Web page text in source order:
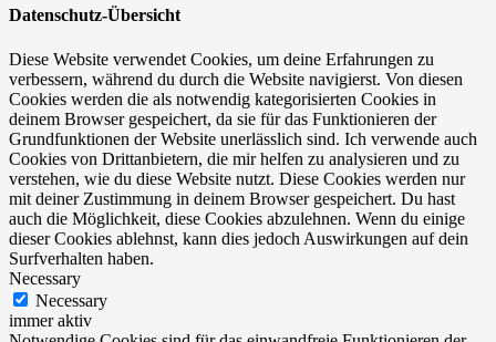
Datenschutz-Übersicht
Diese Website verwendet Cookies, um deine Erfahrungen zu
verbessern, während du durch die Website navigierst. Von diesen
Cookies werden die als notwendig kategorisierten Cookies in
deinem Browser gespeichert, da sie für das Funktionieren der
Grundfunktionen der Website unerlässlich sind. Ich verwende auch
Cookies von Drittanbietern, die mir helfen zu analysieren und zu
verstehen, wie du diese Website nutzt. Diese Cookies werden nur
mit deiner Zustimmung in deinem Browser gespeichert. Du hast
auch die Möglichkeit, diese Cookies abzulehnen. Wenn du einige
dieser Cookies ablehnst, kann dies jedoch Auswirkungen auf dein
Surfverhalten haben.
Necessary
Necessary
immer aktiv